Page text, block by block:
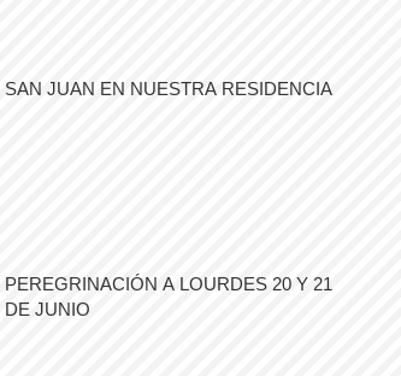
SAN JUAN EN NUESTRA RESIDENCIA
PEREGRINACIÓN A LOURDES 20 Y 21
DE JUNIO